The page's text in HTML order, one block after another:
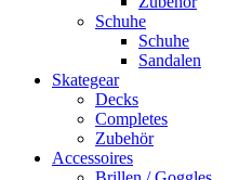
Schuhe
Schuhe
Sandalen
Skategear
Decks
Completes
Zubehör
Accessoires